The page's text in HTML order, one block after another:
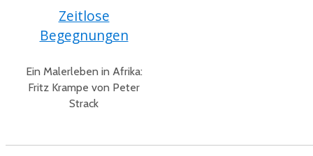
Zeitlose
Begegnungen
Ein Malerleben in Afrika:
Fritz Krampe von Peter
Strack